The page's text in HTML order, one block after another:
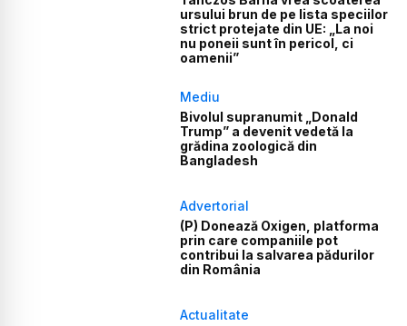
ursului brun de pe lista speciilor
strict protejate din UE: „La noi
nu poneii sunt în pericol, ci
oamenii”
Mediu
Bivolul supranumit „Donald
Trump” a devenit vedetă la
grădina zoologică din
Bangladesh
Advertorial
(P) Donează Oxigen, platforma
prin care companiile pot
contribui la salvarea pădurilor
din România
Actualitate